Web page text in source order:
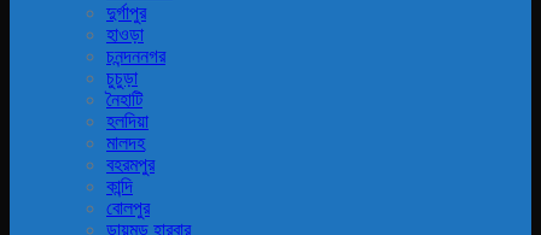
দুর্গাপুর
হাওড়া
চনন্দননগর
চুচুড়া
নৈহাটি
হলদিয়া
মালদহ
বহরমপুর
কান্দি
বোলপুর
ডায়মন্ড হারবার